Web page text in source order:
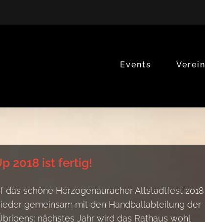
Events Verein
2018 ist fertig!
das schöne Herzogenauracher Altstadtfest 2018
gemeinsam mit den Handballabteilung der
nächstes Jahr wird das Rathaus wohl